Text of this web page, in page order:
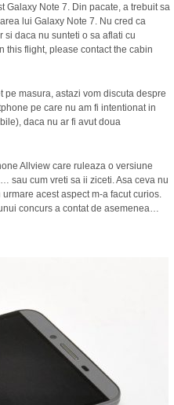
Galaxy Note 7. Din pacate, a trebuit sa
lui Galaxy Note 7. Nu cred ca
daca nu sunteti o sa aflati cu
this flight, please contact the cabin
masura, astazi vom discuta despre
pe care nu am fi intentionat in
daca nu ar fi avut doua
Allview care ruleaza o versiune
sau cum vreti sa ii ziceti. Asa ceva nu
acest aspect m-a facut curios.
concurs a contat de asemenea…